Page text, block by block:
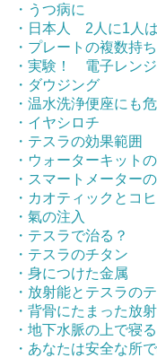
・うつ病に
・日本人 2人に1人
・プレートの複数持ち
・実験！ 電子レン
・ダウジング
・温水洗浄便座にも
・イヤシロチ
・テスラの効果範囲
・ウォーターキット
・スマートメーター
・カオティックとコ
・氣の注入
・テスラで治る？
・テスラのチタン
・身につけた金属
・放射能とテスラの
・背骨にたまった放
・地下水脈の上で寝
・あなたは安全な所